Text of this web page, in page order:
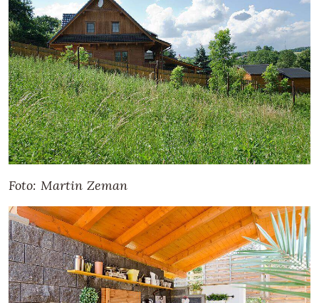
Foto: Martin Zeman